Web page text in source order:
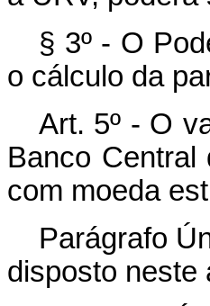
§ 3º - O
o cálculo da
Art. 5º - O
Banco Central
com moeda
Parágrafo
disposto neste